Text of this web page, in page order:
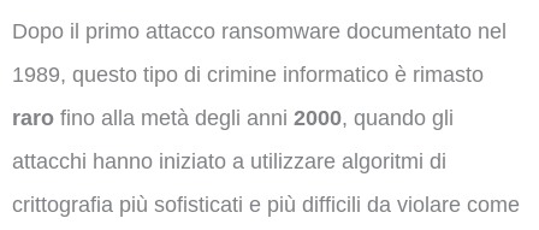
Dopo il primo attacco ransomware documentato nel
1989, questo tipo di crimine informatico è rimasto
raro fino alla metà degli anni 2000, quando gli
attacchi hanno iniziato a utilizzare algoritmi di
crittografia più sofisticati e più difficili da violare come